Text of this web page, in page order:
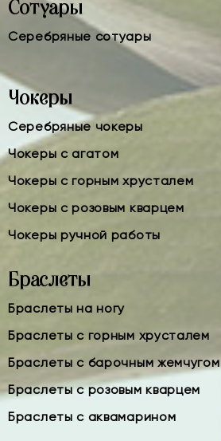
Сотуары
Серебряные сотуары
Чокеры
Серебряные чокеры
Чокеры с агатом
Чокеры с горным хрусталем
Чокеры с розовым кварцем
Чокеры ручной работы
Браслеты
Браслеты на ногу
Браслеты с горным хрусталем
Браслеты с барочным жемчугом
Браслеты с розовым кварцем
Браслеты с аквамарином